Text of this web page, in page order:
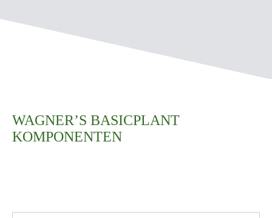
WAGNER’S BASICPLANT
KOMPONENTEN